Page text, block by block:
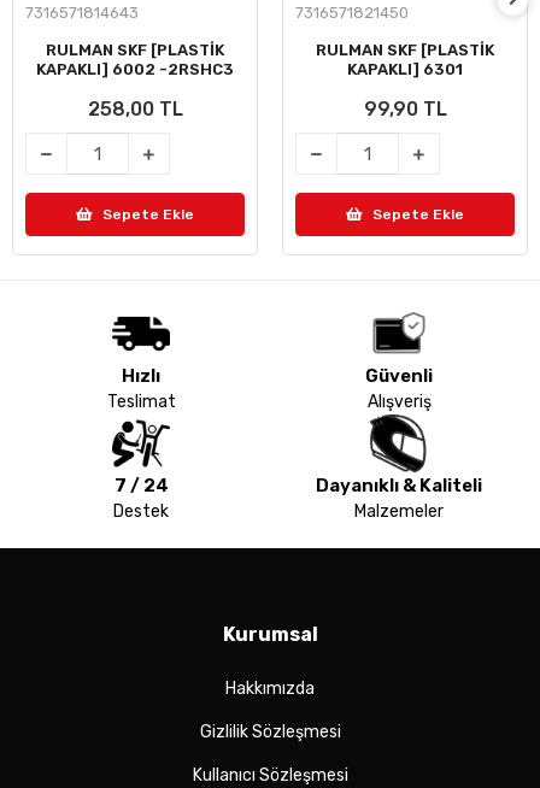
7316571814643
RULMAN SKF [PLASTİK
KAPAKLI] 6002 -2RSHC3
258,00 TL
Sepete Ekle
7316571821450
RULMAN SKF [PLASTİK
KAPAKLI] 6301
99,90 TL
Sepete Ekle
Hızlı
Teslimat
Güvenli
Alışveriş
7 / 24
Destek
Dayanıklı & Kaliteli
Malzemeler
Kurumsal
Hakkımızda
Gizlilik Sözleşmesi
Kullanıcı Sözleşmesi